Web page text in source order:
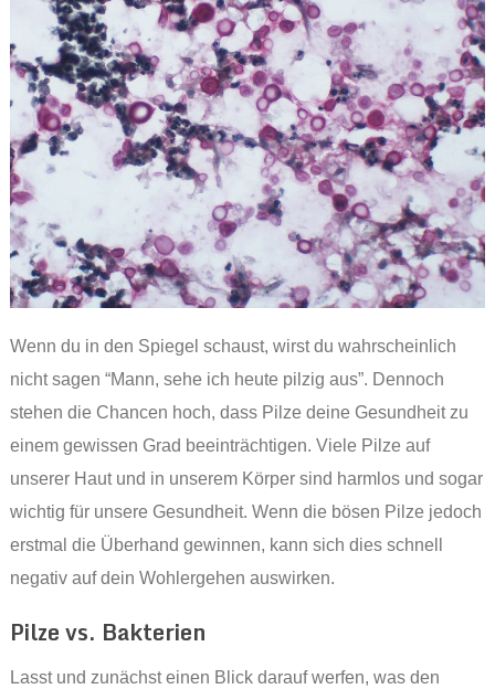
Wenn du in den Spiegel schaust, wirst du wahrscheinlich
nicht sagen “Mann, sehe ich heute pilzig aus”. Dennoch
stehen die Chancen hoch, dass Pilze deine Gesundheit zu
einem gewissen Grad beeinträchtigen. Viele Pilze auf
unserer Haut und in unserem Körper sind harmlos und sogar
wichtig für unsere Gesundheit. Wenn die bösen Pilze jedoch
erstmal die Überhand gewinnen, kann sich dies schnell
negativ auf dein Wohlergehen auswirken.
Pilze vs. Bakterien
Lasst und zunächst einen Blick darauf werfen, was den